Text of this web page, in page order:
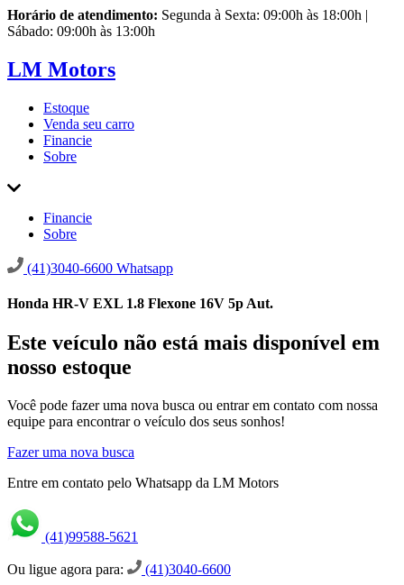
Horário de atendimento: Segunda à Sexta: 09:00h às 18:00h |
Sábado: 09:00h às 13:00h
LM Motors
Estoque
Venda seu carro
Financie
Sobre
Financie
Sobre
(41)3040-6600 Whatsapp
Honda HR-V EXL 1.8 Flexone 16V 5p Aut.
Este veículo não está mais disponível em
nosso estoque
Você pode fazer uma nova busca ou entrar em contato com nossa
equipe para encontrar o veículo dos seus sonhos!
Fazer uma nova busca
Entre em contato pelo Whatsapp da LM Motors
(41)99588-5621
Ou ligue agora para: (41)3040-6600